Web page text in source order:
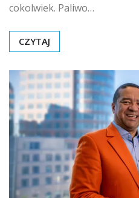
cokolwiek. Paliwo…
CZYTAJ